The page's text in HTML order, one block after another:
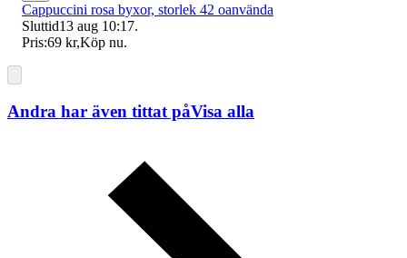
Cappuccini rosa byxor, storlek 42 oanvända
Sluttid13 aug 10:17.
Pris:69 kr,Köp nu.
Andra har även tittat påVisa alla